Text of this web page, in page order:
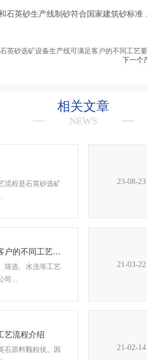
石英砂生产线制砂符合国家建筑砂标准
石英砂选矿设备生产线可满足客户的不同工艺
下一个
相关文章
NEWS
流程是石英砂选矿
23-08-23
石英砂选矿设备生产线可满足客户的不同工艺要求
筛选、水洗等工艺
司...
21-03-22
艺流程介绍
石原料颗粒状。因
21-02-14